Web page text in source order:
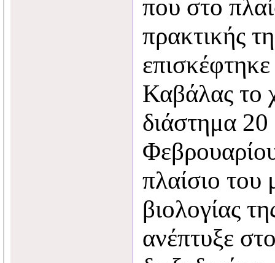
που στο
πρακτικής
Καβάλας το
διάστημα
πλαίσιο του
βιολογίας
ανέπτυξε